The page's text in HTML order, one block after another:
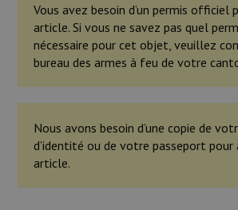
Vous avez besoin d’un permis officiel
article. Si vous ne savez pas quel
nécessaire pour cet objet, veuillez
bureau des armes à feu de votre
Nous avons besoin d’une copie de
d’identité ou de votre passeport pour
article.